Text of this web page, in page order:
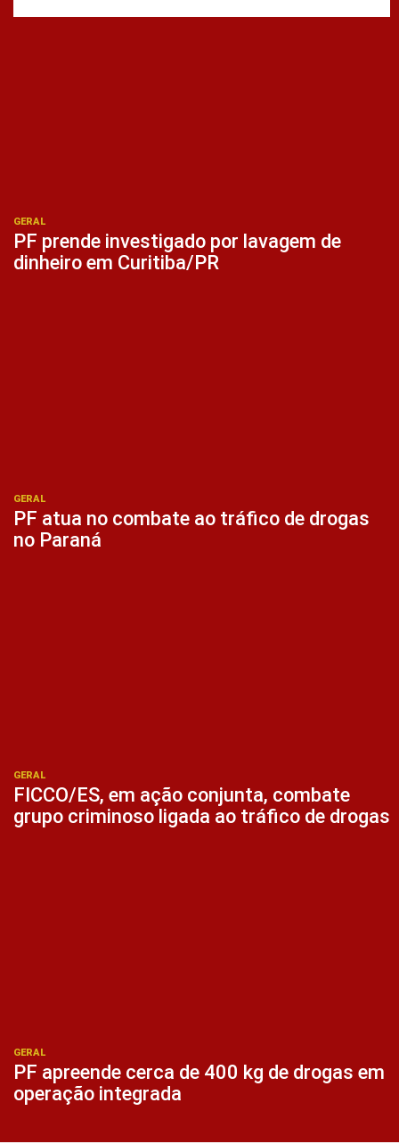
GERAL
PF prende investigado por lavagem de
dinheiro em Curitiba/PR
GERAL
PF atua no combate ao tráfico de drogas
no Paraná
GERAL
FICCO/ES, em ação conjunta, combate
grupo criminoso ligada ao tráfico de drogas
GERAL
PF apreende cerca de 400 kg de drogas em
operação integrada